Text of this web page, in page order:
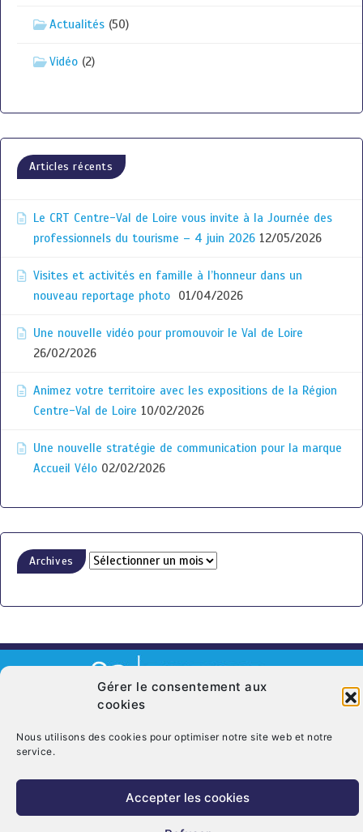
Gérer le consentement aux
cookies
Nous utilisons des cookies pour optimiser notre site web et notre
service.
Accepter les cookies
Actualités (50)
Vidéo (2)
Articles récents
Le CRT Centre-Val de Loire vous invite à la Journée des
professionnels du tourisme – 4 juin 2026 12/05/2026
Visites et activités en famille à l’honneur dans un
nouveau reportage photo
01/04/2026
Une nouvelle vidéo pour promouvoir le Val de Loire
26/02/2026
Animez votre territoire avec les expositions de la Région
Centre-Val de Loire 10/02/2026
Une nouvelle stratégie de communication pour la marque
Accueil Vélo 02/02/2026
Archives
Qui sommes nous ? Mentions légales Politique de cookies (UE)